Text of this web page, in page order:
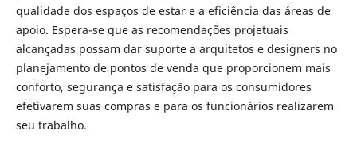
qualidade dos espaços de estar e a eficiência das áreas de
apoio. Espera-se que as recomendações projetuais
alcançadas possam dar suporte a arquitetos e designers no
planejamento de pontos de venda que proporcionem mais
conforto, segurança e satisfação para os consumidores
efetivarem suas compras e para os funcionários realizarem
seu trabalho.